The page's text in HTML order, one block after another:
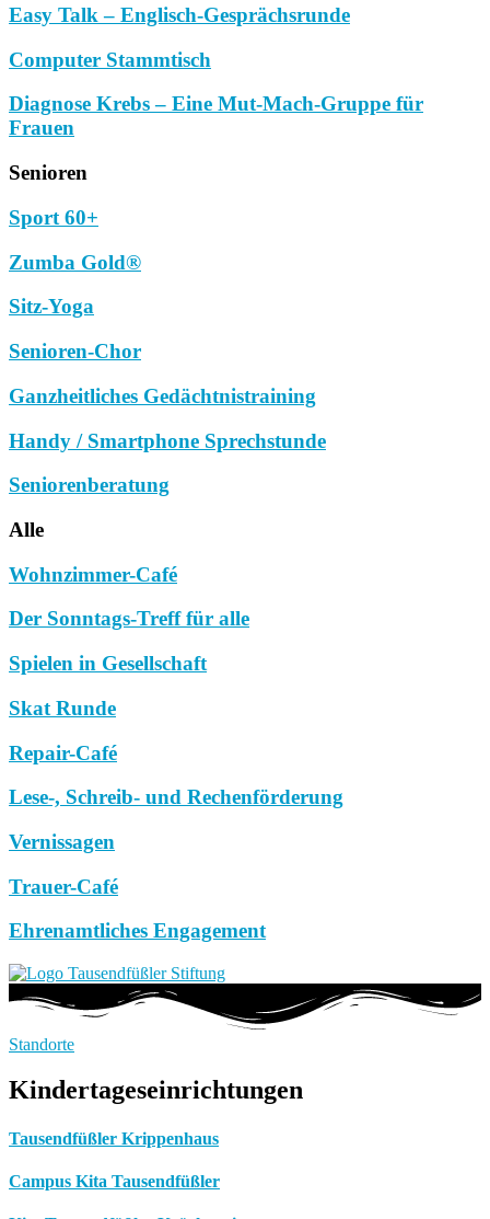
Easy Talk – Englisch-Gesprächsrunde
Computer Stammtisch
Diagnose Krebs – Eine Mut-Mach-Gruppe für
Frauen
Senioren
Sport 60+
Zumba Gold®
Sitz-Yoga
Senioren-Chor
Ganzheitliches Gedächtnistraining
Handy / Smartphone Sprechstunde
Seniorenberatung
Alle
Wohnzimmer-Café
Der Sonntags-Treff für alle
Spielen in Gesellschaft
Skat Runde
Repair-Café
Lese-, Schreib- und Rechenförderung
Vernissagen
Trauer-Café
Ehrenamtliches Engagement
Standorte
Kindertageseinrichtungen
Tausendfüßler Krippenhaus
Campus Kita Tausendfüßler